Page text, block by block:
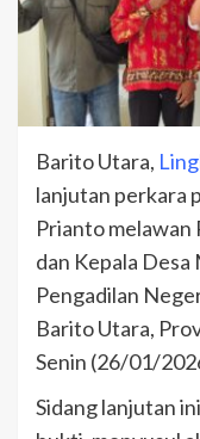
Barito Utara,
lanjutan perkara
Prianto melawan
dan Kepala Desa
Pengadilan
Barito Utara,
Senin (26/01/
Sidang lanjutan